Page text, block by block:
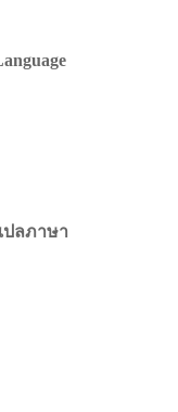
ปลภาษา